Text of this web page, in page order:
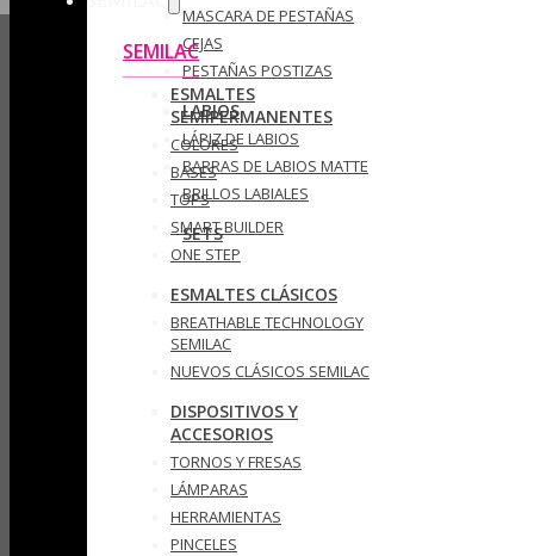
MASCARA DE PESTAÑAS
CEJAS
PESTAÑAS POSTIZAS
LABIOS
LÁPIZ DE LABIOS
BARRAS DE LABIOS MATTE
BRILLOS LABIALES
SETS
SEMILAC
ESMALTES
SEMIPERMANENTES
COLORES
BASES
TOPS
SMART BUILDER
ONE STEP
ESMALTES CLÁSICOS
BREATHABLE TECHNOLOGY
SEMILAC
NUEVOS CLÁSICOS SEMILAC
DISPOSITIVOS Y
ACCESORIOS
TORNOS Y FRESAS
LÁMPARAS
HERRAMIENTAS
PINCELES